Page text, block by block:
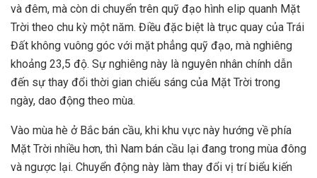
và đêm, mà còn di chuyển trên quỹ đạo hình elip quanh Mặt
Trời theo chu kỳ một năm. Điều đặc biệt là trục quay của Trái
Đất không vuông góc với mặt phẳng quỹ đạo, mà nghiêng
khoảng 23,5 độ. Sự nghiêng này là nguyên nhân chính dẫn
đến sự thay đổi thời gian chiếu sáng của Mặt Trời trong
ngày, dao động theo mùa.
Vào mùa hè ở Bắc bán cầu, khi khu vực này hướng về phía
Mặt Trời nhiều hơn, thì Nam bán cầu lại đang trong mùa đông
và ngược lại. Chuyển động này làm thay đổi vị trí biểu kiến